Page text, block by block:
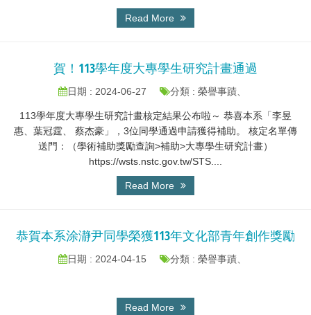
Read More
賀！113學年度大專學生研究計畫通過
日期 : 2024-06-27 分類 : 榮譽事蹟、
113學年度大專學生研究計畫核定結果公布啦～ 恭喜本系「李昱
惠、葉冠霆、 蔡杰豪」，3位同學通過申請獲得補助。 核定名單傳
送門：（學術補助獎勵查詢>補助>大專學生研究計畫）
https://wsts.nstc.gov.tw/STS....
Read More
恭賀本系涂瀞尹同學榮獲113年文化部青年創作獎勵
日期 : 2024-04-15 分類 : 榮譽事蹟、
Read More